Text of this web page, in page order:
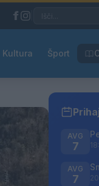
Kultura Šport
AVG
7
AVG
7